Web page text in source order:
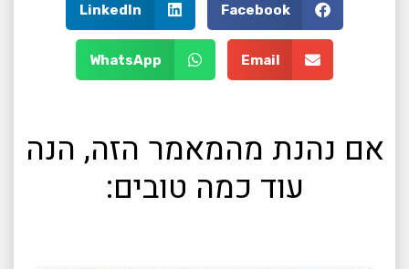
Facebook
LinkedIn
Email
WhatsApp
אם נהנת מהמאמר הזה, הנה
עוד כמה טובים: